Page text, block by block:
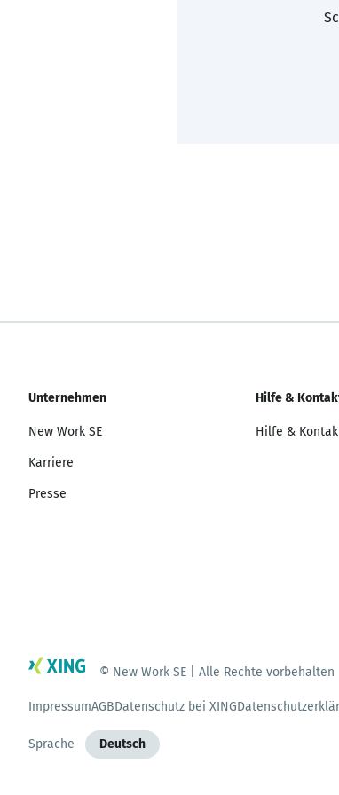
Unternehmen
New Work SE
Karriere
Presse
Hilfe &
Hilfe &
© New Work SE | Alle Rechte vorbehalten
ImpressumAGBDatenschutz bei XING
Sprache Deutsch